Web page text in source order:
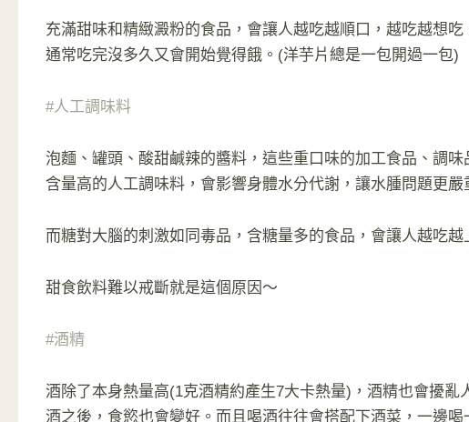
充滿甜味和精緻澱粉的食品，會讓人越吃越順口，越吃越想
通常吃完沒多久又會開始覺得餓。(洋芋片總是一包開過一包)
#人工調味料
泡麵、罐頭、酸甜鹹辣的醬料，這些重口味的加工食品、調
含量高的人工調味料，會影響身體水分代謝，讓水腫問題更
而糖對大腦的刺激如同毒品，含糖量多的食品，會讓人越吃
甜食飲料難以戒斷就是這個原因～
#酒精
酒除了本身熱量高(1克酒精約產生7大卡熱量)，酒精也會擾
酒之後，食慾也會變好。而且喝酒往往會搭配下酒菜，一邊喝